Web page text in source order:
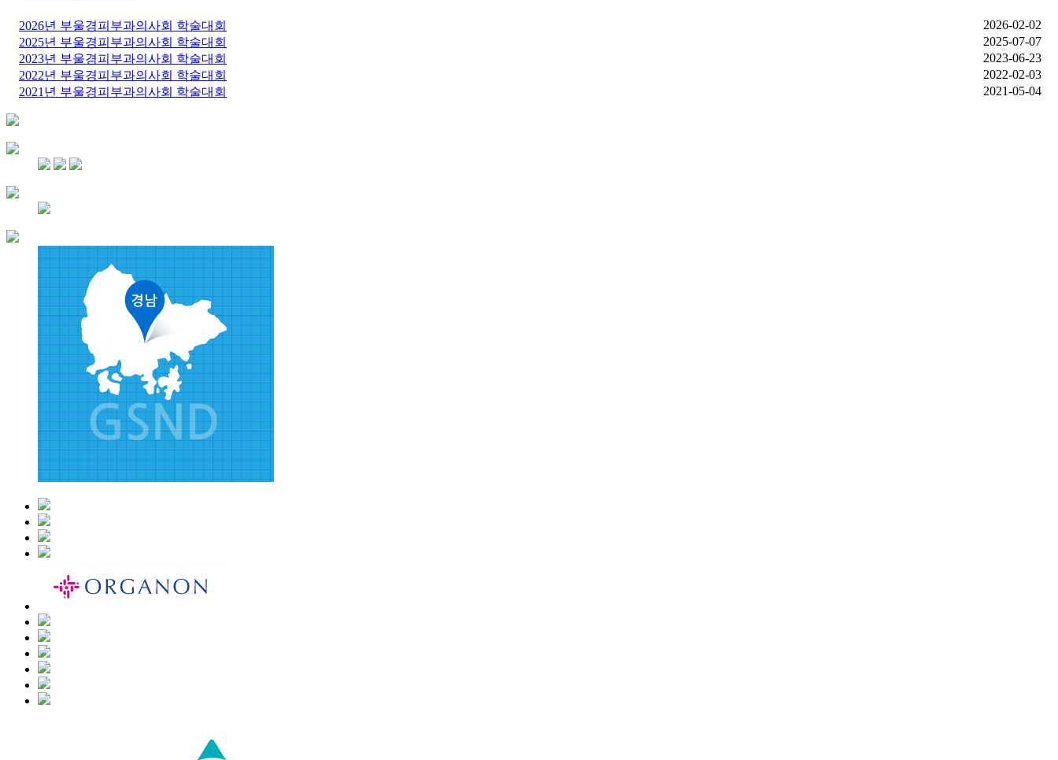
2026년 부울경피부과의사회 학술대회
2026-02-02
2025년 부울경피부과의사회 학술대회
2025-07-07
2023년 부울경피부과의사회 학술대회
2023-06-23
2022년 부울경피부과의사회 학술대회
2022-02-03
2021년 부울경피부과의사회 학술대회
2021-05-04